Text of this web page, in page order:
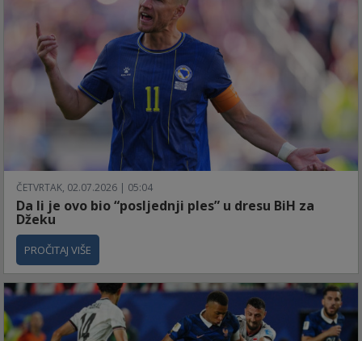
ČETVRTAK, 02.07.2026 | 05:04
Da li je ovo bio “posljednji ples” u dresu BiH za
Džeku
PROČITAJ VIŠE